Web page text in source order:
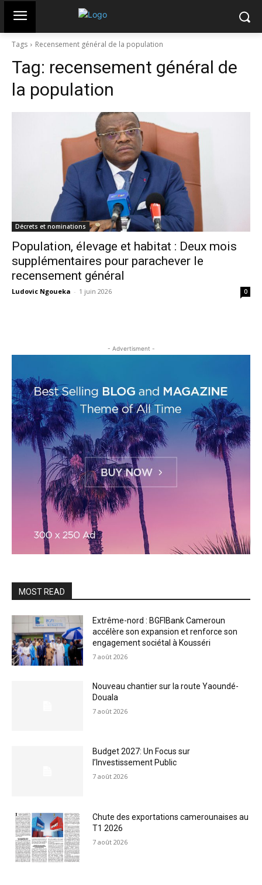
Tags Recensement général de la population
Tag: recensement général de
la population
Décrets et nominations
Population, élevage et habitat : Deux mois
supplémentaires pour parachever le
recensement général
Ludovic Ngoueka - 1 juin 2026 0
- Advertisment -
MOST READ
Extrême-nord : BGFIBank Cameroun
accélère son expansion et renforce son
engagement sociétal à Kousséri
7 août 2026
Nouveau chantier sur la route Yaoundé-
Douala
7 août 2026
Budget 2027: Un Focus sur
l’Investissement Public
7 août 2026
Chute des exportations camerounaises au
T1 2026
7 août 2026